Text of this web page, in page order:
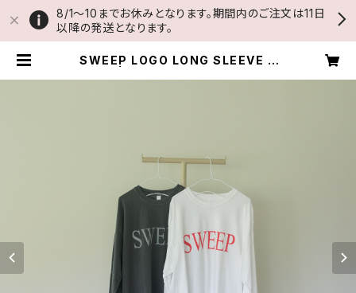
8/1〜10までお休みとなります。期間内のご注文は11日
以降の発送となります。
SWEEP LOGO LONG SLEEVE T